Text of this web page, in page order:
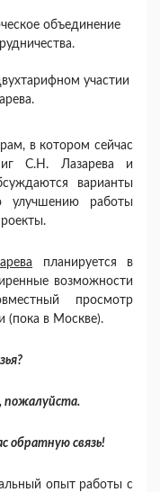
объединение
участии
в котором сейчас
С.Н. Лазарева и
варианты
улучшению работы
планируется в
возможности
просмотр
(пока в Москве).
пожалуйста.
обратную связь!
опыт работы с